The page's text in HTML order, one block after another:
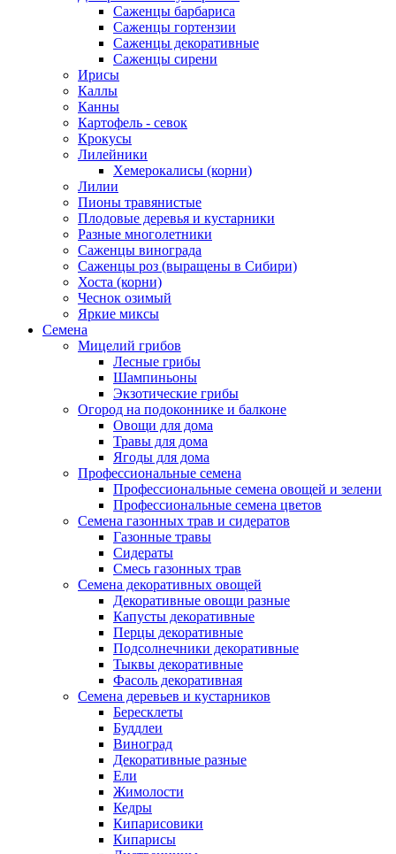
Саженцы барбариса
Саженцы гортензии
Саженцы декоративные
Саженцы сирени
Ирисы
Каллы
Канны
Картофель - севок
Крокусы
Лилейники
Хемерокалисы (корни)
Лилии
Пионы травянистые
Плодовые деревья и кустарники
Разные многолетники
Саженцы винограда
Саженцы роз (выращены в Сибири)
Хоста (корни)
Чеснок озимый
Яркие миксы
Семена
Мицелий грибов
Лесные грибы
Шампиньоны
Экзотические грибы
Огород на подоконнике и балконе
Овощи для дома
Травы для дома
Ягоды для дома
Профессиональные семена
Профессиональные семена овощей и зелени
Профессиональные семена цветов
Семена газонных трав и сидератов
Газонные травы
Сидераты
Смесь газонных трав
Семена декоративных овощей
Декоративные овощи разные
Капусты декоративные
Перцы декоративные
Подсолнечники декоративные
Тыквы декоративные
Фасоль декоративная
Семена деревьев и кустарников
Бересклеты
Буддлеи
Виноград
Декоративные разные
Ели
Жимолости
Кедры
Кипарисовики
Кипарисы